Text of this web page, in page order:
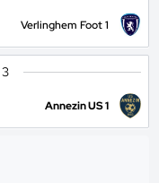
Verlinghem Foot 1
Annezin US 1